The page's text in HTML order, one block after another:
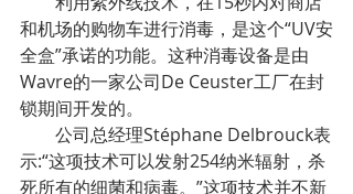
和机场的购物车进行消毒，是这个“UV安
全盒”承诺的功能。这种消毒设备是由
Wavre的一家公司De Ceuster工厂在封
锁期间开发的。
示:“这项技术可以发射254纳米辐射，杀
死所有的细菌和病毒。”这项技术并不新